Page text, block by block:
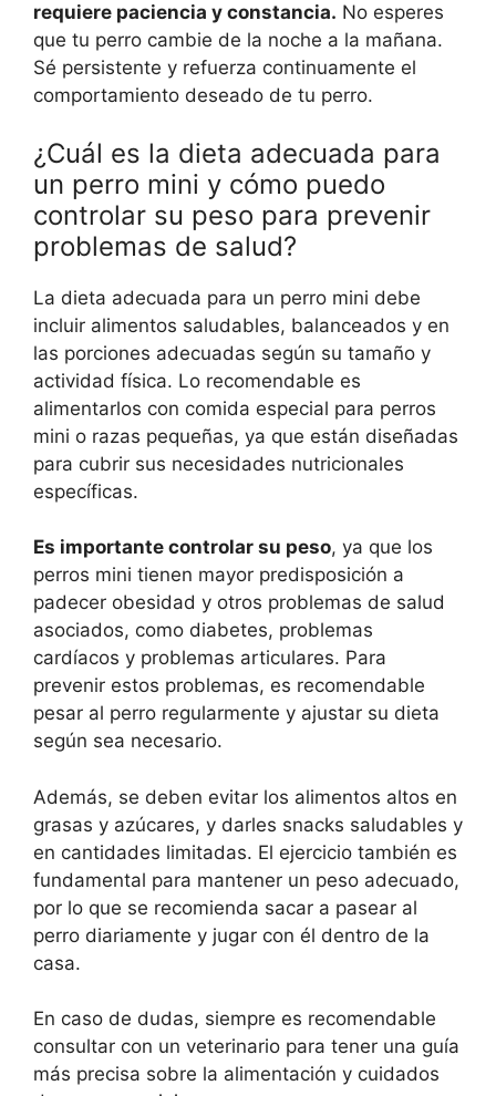
requiere paciencia y constancia. No esperes
que tu perro cambie de la noche a la mañana.
Sé persistente y refuerza continuamente el
comportamiento deseado de tu perro.
¿Cuál es la dieta adecuada para
un perro mini y cómo puedo
controlar su peso para prevenir
problemas de salud?
La dieta adecuada para un perro mini debe
incluir alimentos saludables, balanceados y en
las porciones adecuadas según su tamaño y
actividad física. Lo recomendable es
alimentarlos con comida especial para perros
mini o razas pequeñas, ya que están diseñadas
para cubrir sus necesidades nutricionales
específicas.
Es importante controlar su peso, ya que los
perros mini tienen mayor predisposición a
padecer obesidad y otros problemas de salud
asociados, como diabetes, problemas
cardíacos y problemas articulares. Para
prevenir estos problemas, es recomendable
pesar al perro regularmente y ajustar su dieta
según sea necesario.
Además, se deben evitar los alimentos altos en
grasas y azúcares, y darles snacks saludables y
en cantidades limitadas. El ejercicio también es
fundamental para mantener un peso adecuado,
por lo que se recomienda sacar a pasear al
perro diariamente y jugar con él dentro de la
casa.
En caso de dudas, siempre es recomendable
consultar con un veterinario para tener una guía
más precisa sobre la alimentación y cuidados